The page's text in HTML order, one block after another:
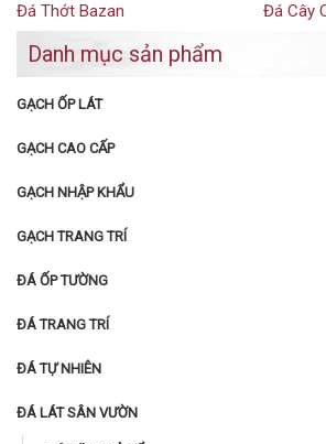
Đá Thớt Bazan Đá Cây
Danh mục sản phẩm
GẠCH ỐP LÁT
GẠCH CAO CẤP
GẠCH NHẬP KHẨU
GẠCH TRANG TRÍ
ĐÁ ỐP TƯỜNG
ĐÁ TRANG TRÍ
ĐÁ TỰ NHIÊN
ĐÁ LÁT SÂN VƯỜN